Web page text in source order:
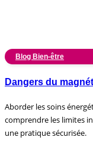
Blog Bien-être
Dangers du
Aborder les soins
comprendre les limites
une pratique sécurisée.